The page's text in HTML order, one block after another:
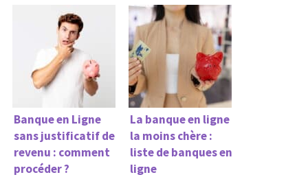
Banque en Ligne
sans justificatif de
revenu : comment
procéder ?
La banque en ligne
la moins chère :
liste de banques en
ligne